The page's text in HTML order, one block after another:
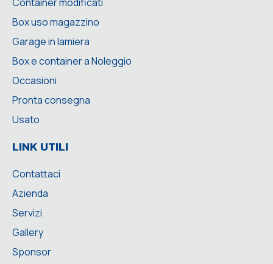
Box uso magazzino
Garage in lamiera
Box e container a Noleggio
Occasioni
Pronta consegna
Usato
LINK UTILI
Contattaci
Azienda
Servizi
Gallery
Sponsor